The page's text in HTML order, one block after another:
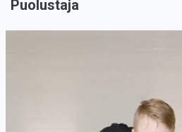
Puolustaja